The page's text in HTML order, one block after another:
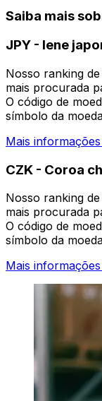
Saiba mais
JPY - Iene
Nosso ranking
mais procurada
O código de
símbolo da
Mais
CZK - Coroa
Nosso ranking
mais procurada
O código de
símbolo da
Mais